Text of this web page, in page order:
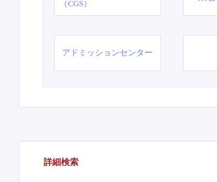
（CGS）
アドミッションセンター
詳細検索